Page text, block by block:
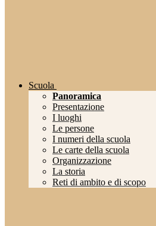
Scuola
Panoramica
Presentazione
I luoghi
Le persone
I numeri della scuola
Le carte della scuola
Organizzazione
La storia
Reti di ambito e di scopo